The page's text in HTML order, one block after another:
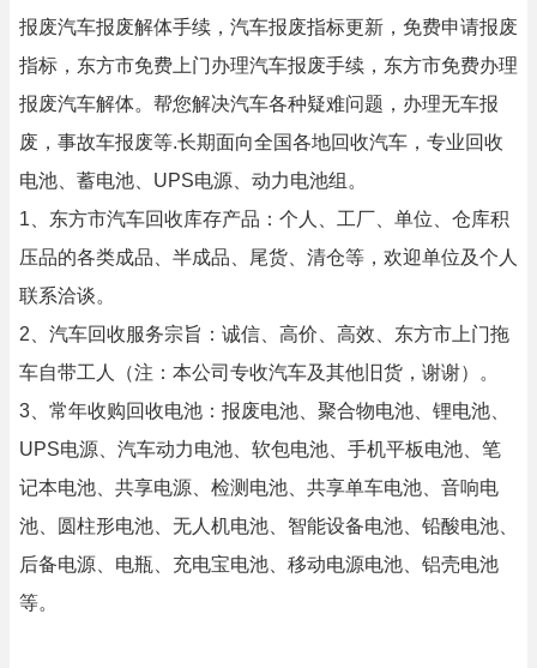
报废汽车报废解体手续，汽车报废指标更新，免费申请报废
指标，东方市免费上门办理汽车报废手续，东方市免费办理
报废汽车解体。帮您解决汽车各种疑难问题，办理无车报
废，事故车报废等.长期面向全国各地回收汽车，专业回收
电池、蓄电池、UPS电源、动力电池组。
1、东方市汽车回收库存产品：个人、工厂、单位、仓库积
压品的各类成品、半成品、尾货、清仓等，欢迎单位及个人
联系洽谈。
2、汽车回收服务宗旨：诚信、高价、高效、东方市上门拖
车自带工人（注：本公司专收汽车及其他旧货，谢谢）。
3、常年收购回收电池：报废电池、聚合物电池、锂电池、
UPS电源、汽车动力电池、软包电池、手机平板电池、笔
记本电池、共享电源、检测电池、共享单车电池、音响电
池、圆柱形电池、无人机电池、智能设备电池、铅酸电池、
后备电源、电瓶、充电宝电池、移动电源电池、铝壳电池
等。